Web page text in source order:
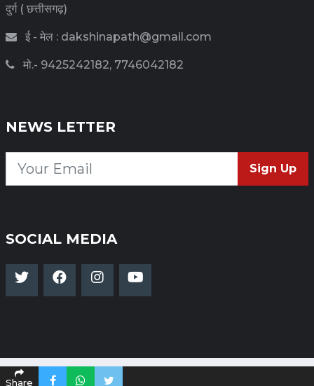
दुर्ग ( छत्तीसगढ़)
ई - मेल : dakshinapath@gmail.com
मो.- 9425242182, 7746042182
NEWS LETTER
Sign Up
SOCIAL MEDIA
Share